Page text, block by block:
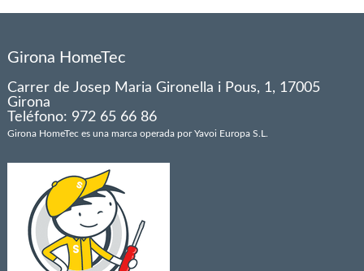
Girona HomeTec
Carrer de Josep Maria Gironella i Pous, 1, 17005
Girona
Teléfono: 972 65 66 86
Girona HomeTec es una marca operada por Yavoi Europa S.L.